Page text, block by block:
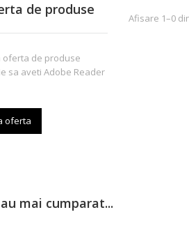
de produse
oferta de produse
sa aveti Adobe Reader
oferta
Afisare 1–0
mai cumparat...